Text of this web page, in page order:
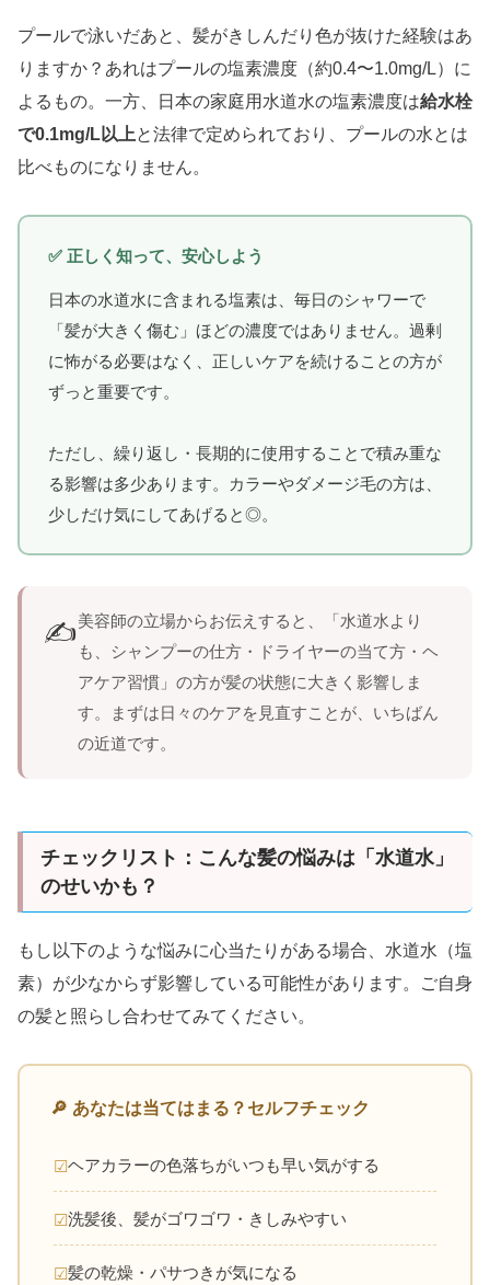
プールで泳いだあと、髪がきしんだり色が抜けた経験はあ
りますか？あれはプールの塩素濃度（約0.4〜1.0mg/L）に
よるもの。一方、日本の家庭用水道水の塩素濃度は給水栓
で0.1mg/L以上と法律で定められており、プールの水とは
比べものになりません。
✅ 正しく知って、安心しよう
日本の水道水に含まれる塩素は、毎日のシャワーで
「髪が大きく傷む」ほどの濃度ではありません。過剰
に怖がる必要はなく、正しいケアを続けることの方が
ずっと重要です。
ただし、繰り返し・長期的に使用することで積み重な
る影響は多少あります。カラーやダメージ毛の方は、
少しだけ気にしてあげると◎。
✍️美容師の立場からお伝えすると、「水道水より
も、シャンプーの仕方・ドライヤーの当て方・ヘ
アケア習慣」の方が髪の状態に大きく影響しま
す。まずは日々のケアを見直すことが、いちばん
の近道です。
チェックリスト：こんな髪の悩みは「水道水」
のせいかも？
もし以下のような悩みに心当たりがある場合、水道水（塩
素）が少なからず影響している可能性があります。ご自身
の髪と照らし合わせてみてください。
🔎 あなたは当てはまる？セルフチェック
ヘアカラーの色落ちがいつも早い気がする
洗髪後、髪がゴワゴワ・きしみやすい
髪の乾燥・パサつきが気になる